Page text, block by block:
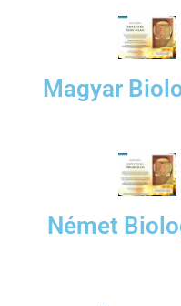
Magyar
Német